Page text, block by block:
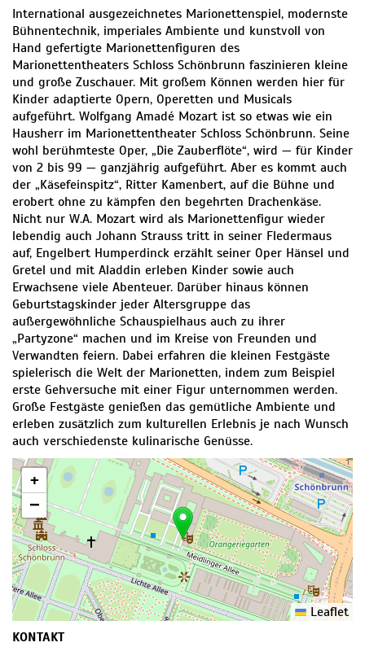
International ausgezeichnetes Marionettenspiel, modernste
Bühnentechnik, imperiales Ambiente und kunstvoll von
Hand gefertigte Marionettenfiguren des
Marionettentheaters Schloss Schönbrunn faszinieren kleine
und große Zuschauer. Mit großem Können werden hier für
Kinder adaptierte Opern, Operetten und Musicals
aufgeführt. Wolfgang Amadé Mozart ist so etwas wie ein
Hausherr im Marionettentheater Schloss Schönbrunn. Seine
wohl berühmteste Oper, „Die Zauberflöte“, wird — für Kinder
von 2 bis 99 — ganzjährig aufgeführt. Aber es kommt auch
der „Käsefeinspitz“, Ritter Kamenbert, auf die Bühne und
erobert ohne zu kämpfen den begehrten Drachenkäse.
Nicht nur W.A. Mozart wird als Marionettenfigur wieder
lebendig auch Johann Strauss tritt in seiner Fledermaus
auf, Engelbert Humperdinck erzählt seiner Oper Hänsel und
Gretel und mit Aladdin erleben Kinder sowie auch
Erwachsene viele Abenteuer. Darüber hinaus können
Geburtstagskinder jeder Altersgruppe das
außergewöhnliche Schauspielhaus auch zu ihrer
„Partyzone“ machen und im Kreise von Freunden und
Verwandten feiern. Dabei erfahren die kleinen Festgäste
spielerisch die Welt der Marionetten, indem zum Beispiel
erste Gehversuche mit einer Figur unternommen werden.
Große Festgäste genießen das gemütliche Ambiente und
erleben zusätzlich zum kulturellen Erlebnis je nach Wunsch
auch verschiedenste kulinarische Genüsse.
+
−
Leaflet
KONTAKT